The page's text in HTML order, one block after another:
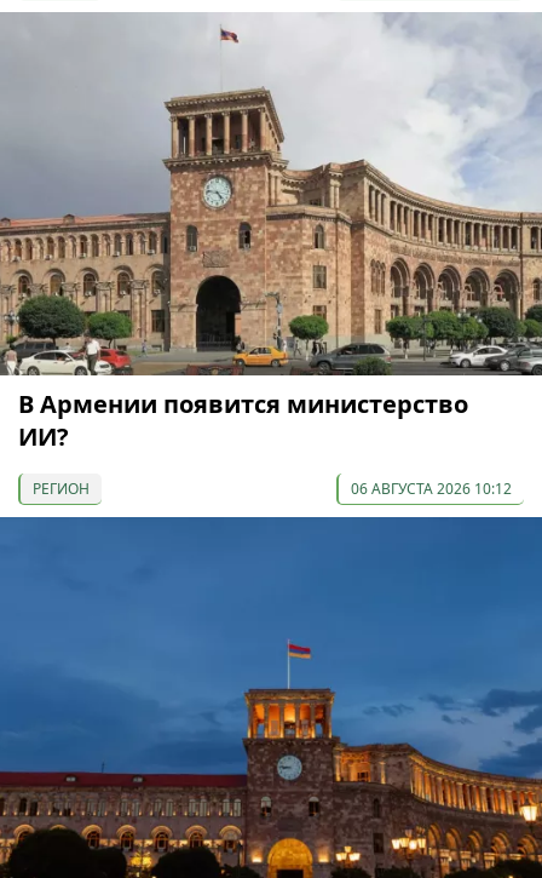
В Армении появится министерство
ИИ?
РЕГИОН 06 АВГУСТА 2026 10:12